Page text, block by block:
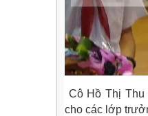
Cô Hồ Thị
cho các lớp